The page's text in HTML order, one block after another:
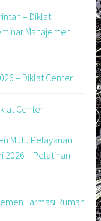
– Diklat
Manajemen
– Diklat Center
Center
Mutu Pelayanan
2026 – Pelatihan
Farmasi Rumah